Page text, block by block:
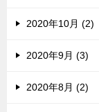
2020年10月 (2)
2020年9月 (3)
2020年8月 (2)